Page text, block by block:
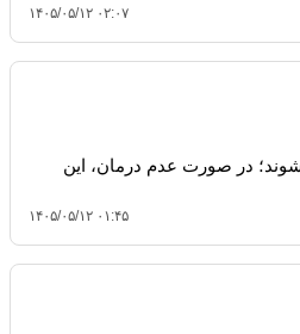
۱۴۰۵/۰۵/۱۲ ۰۲:۰۷
شوند؛ در صورت عدم درمان، این
۱۴۰۵/۰۵/۱۲ ۰۱:۴۵